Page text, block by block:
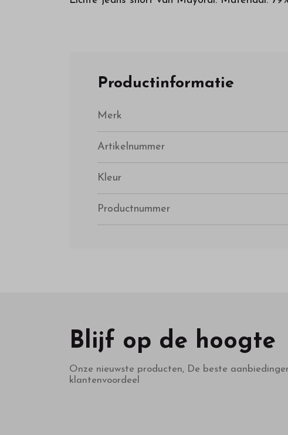
Productinformatie
Merk
Artikelnummer
Kleur
Productnummer
Blijf op de hoogte
Onze nieuwste producten, De beste
klantenvoordeel